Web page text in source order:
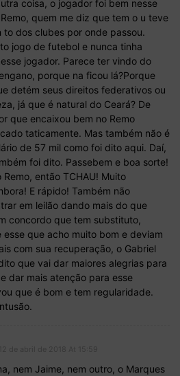
coisa, o jogador foi bem nesse
quem me diz que tem o u teve
to dos clubes por onde passou.
jogo de futebol e nunca tinha
jogador. Parece ter vindo do
porque na ficou lá?Porque
detém seus direitos federativos ou
já que é natural do Ceará? De
que encaixou bem no Remo
taticamente. Mas também não é
de 57 mil como foi dito aqui. Daí,
foi dito. Passebem e boa sorte!
Remo, então TCHAU! Muito
E rápido! Também não
em leilão dando mais do que
concordo que tem substituto,
esse que acho muito bom e deviam
com sua recuperação, o Gabriel
que vai dar maiores alegrias para
dar mais atenção para esse
que é bom e tem regularidade.
nem Jaime, nem outro, o Marques